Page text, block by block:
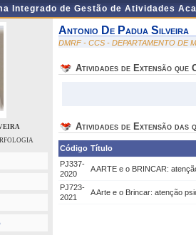
Integrado de Gestão de Atividades
Antonio De Padua Silveira
DMRF - CCS - DEPARTAMENTO DE
Atividades de Extensão que
Atividades de Extensão das
Código Título
PJ337-
2020
A ARTE e o BRINCAR:
PJ723-
2021
A Arte e o Brincar: atenção